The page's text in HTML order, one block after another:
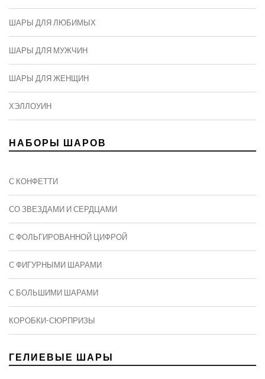
ШАРЫ ДЛЯ ЛЮБИМЫХ
ШАРЫ ДЛЯ МУЖЧИН
ШАРЫ ДЛЯ ЖЕНЩИН
ХЭЛЛОУИН
НАБОРЫ ШАРОВ
С КОНФЕТТИ
СО ЗВЕЗДАМИ И СЕРДЦАМИ
С ФОЛЬГИРОВАННОЙ ЦИФРОЙ
С ФИГУРНЫМИ ШАРАМИ
C БОЛЬШИМИ ШАРАМИ
КОРОБКИ-СЮРПРИЗЫ
ГЕЛИЕВЫЕ ШАРЫ